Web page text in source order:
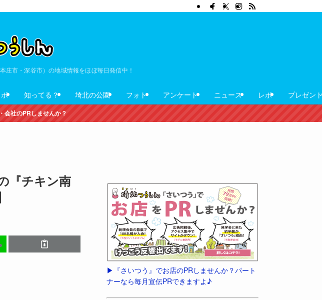
庄市・深谷市）の地域情報をほぼ毎日発信中！
知ってる？ 埼北の公園 フォト アンケート ニュース レポ プレゼン
会社のPRしませんか？
『チキン南
▶︎『さいつう』でお店のPRしませんか？パート
ナーなら毎月宣伝PRできますよ♪